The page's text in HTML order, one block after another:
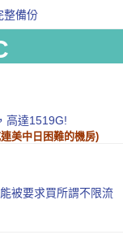
整備份
高達1519G!
美中日困難的機房)
被要求買所謂不限流